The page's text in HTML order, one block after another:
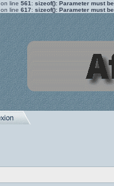
on line 561 : sizeof(): Parameter must
on line 617: sizeof(): Parameter must